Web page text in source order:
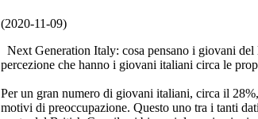
(2020-11-09)
Next Generation Italy: cosa pensano i giovani
percezione che hanno i giovani italiani circa le
Per un gran numero di giovani italiani, circa il
motivi di preoccupazione. Questo uno tra i tanti